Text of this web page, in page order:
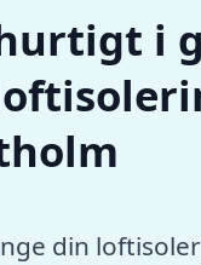
i
din